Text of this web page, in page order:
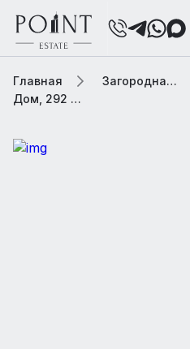
Главная Загородная элитная недвижимость
Дом, 292 м² В населенном пункте «Бородки»